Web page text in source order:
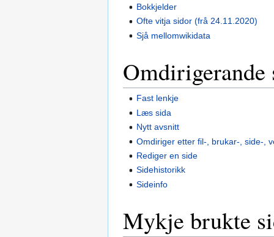
Bokkjelder
Ofte vitja sidor (frå 24.11.2020)
Sjå mellomwikidata
Omdirigerande
Fast lenkje
Læs sida
Nytt avsnitt
Omdiriger etter fil-, brukar-, side-,
Rediger en side
Sidehistorikk
Sideinfo
Mykje brukte